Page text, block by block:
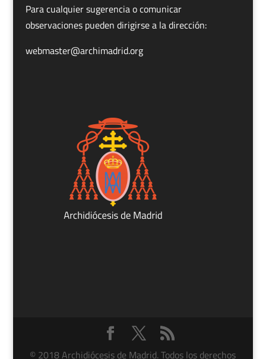
Para cualquier sugerencia o comunicar
observaciones pueden dirigirse a la dirección:
webmaster@archimadrid.org
© 2018 Archidiócesis de Madrid. Todos los derechos